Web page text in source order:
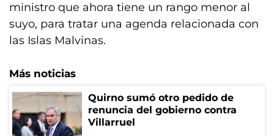
ministro que ahora tiene un rango menor al
suyo, para tratar una agenda relacionada con
las Islas Malvinas.
Más noticias
Quirno sumó otro pedido de
renuncia del gobierno contra
Villarruel